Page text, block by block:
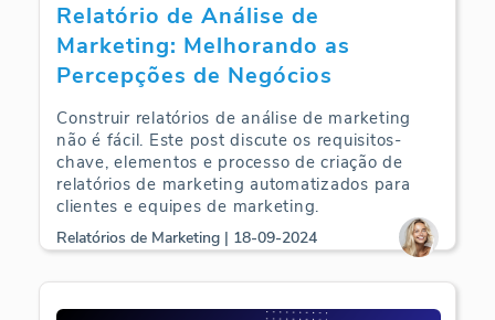
Relatório de Análise de
Marketing: Melhorando as
Percepções de Negócios
Construir relatórios de análise de marketing
não é fácil. Este post discute os requisitos-
chave, elementos e processo de criação de
relatórios de marketing automatizados para
clientes e equipes de marketing.
Relatórios de Marketing | 18-09-2024